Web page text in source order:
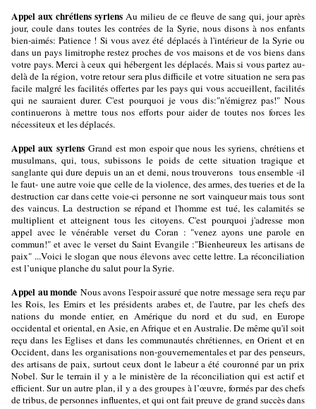
Appel aux chrétiens syriens Au milieu de ce fleuve de sang qui, jour après
jour, coule dans toutes les contrées de la Syrie, nous disons à nos enfants
bien-aimés: Patience ! Si vous avez été déplacés à l'intérieur de la Syrie ou
dans un pays limitrophe restez proches de vos maisons et de vos biens dans
votre pays. Merci à ceux qui hébergent les déplacés. Mais si vous partez au-
delà de la région, votre retour sera plus difficile et votre situation ne sera pas
facile malgré les facilités offertes par les pays qui vous accueillent, facilités
qui ne sauraient durer. C'est pourquoi je vous dis:"n'émigrez pas!" Nous
continuerons à mettre tous nos efforts pour aider de toutes nos forces les
nécessiteux et les déplacés.
Appel aux syriens Grand est mon espoir que nous les syriens, chrétiens et
musulmans, qui, tous, subissons le poids de cette situation tragique et
sanglante qui dure depuis un an et demi, nous trouverons tous ensemble -il
le faut- une autre voie que celle de la violence, des armes, des tueries et de la
destruction car dans cette voie-ci personne ne sort vainqueur mais tous sont
des vaincus. La destruction se répand et l'homme est tué, les calamités se
multiplient et atteignent tous les citoyens. C'est pourquoi j'adresse mon
appel avec le vénérable verset du Coran : "venez ayons une parole en
commun!" et avec le verset du Saint Evangile :"Bienheureux les artisans de
paix" ...Voici le slogan que nous élevons avec cette lettre. La réconciliation
est l’unique planche du salut pour la Syrie.
Appel au monde Nous avons l'espoir assuré que notre message sera reçu par
les Rois, les Emirs et les présidents arabes et, de l'autre, par les chefs des
nations du monde entier, en Amérique du nord et du sud, en Europe
occidental et oriental, en Asie, en Afrique et en Australie. De même qu'il soit
reçu dans les Eglises et dans les communautés chrétiennes, en Orient et en
Occident, dans les organisations non-gouvernementales et par des penseurs,
des artisans de paix, surtout ceux dont le labeur a été couronné par un prix
Nobel. Sur le terrain il y a le ministère de la réconciliation qui est actif et
efficient. Sur un autre plan, il y a des groupes à l’œuvre, formés par des chefs
de tribus, de personnes influentes, et qui ont fait preuve de grand succès dans